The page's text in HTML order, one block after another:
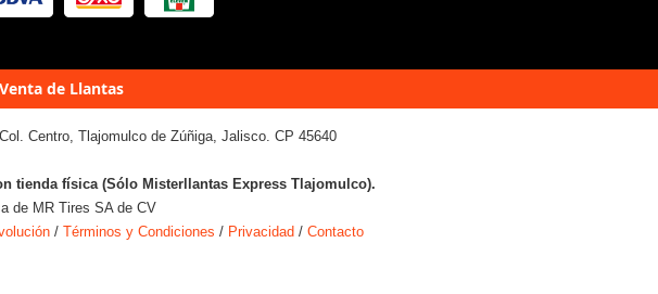
de Llantas
Centro, Tlajomulco de Zúñiga, Jalisco. CP 45640
tienda física (Sólo Misterllantas Express Tlajomulco).
de MR Tires SA de CV
/ Términos y Condiciones / Privacidad / Contacto